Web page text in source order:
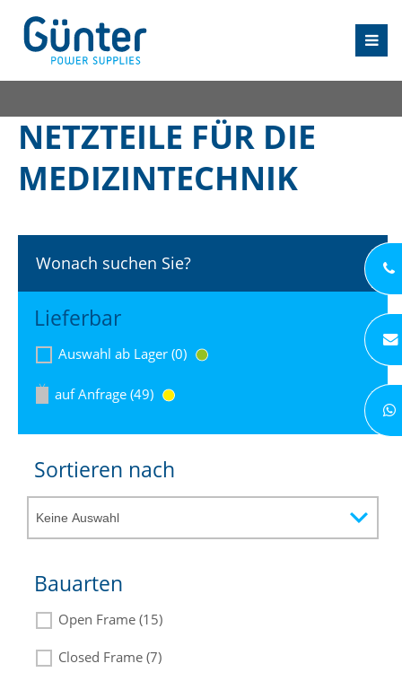
NETZTEILE FÜR DIE
MEDIZINTECHNIK
Wonach suchen Sie?
Lieferbar
Auswahl ab Lager (0)
auf Anfrage (49)
Sortieren nach
Bauarten
Open Frame (15)
Closed Frame (7)